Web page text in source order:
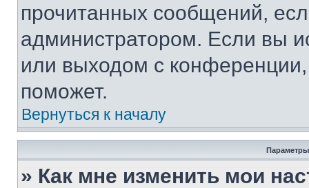
прочитанных сообщений,
администратором. Если вы
или выходом с
поможет.
Вернуться к началу
Параметры
» Как мне изменить мои